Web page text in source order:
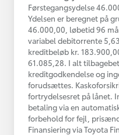
Førstegangsydelse
Ydelsen er beregnet på
46.000,00, løbetid 96
variabel debitorrente
kreditbeløb kr.
61.085,28. I alt
kreditgodkendelse og
forudsættes.
fortrydelsesret på lånet.
betaling via en
forbehold for fejl,
Finansiering via Toyota